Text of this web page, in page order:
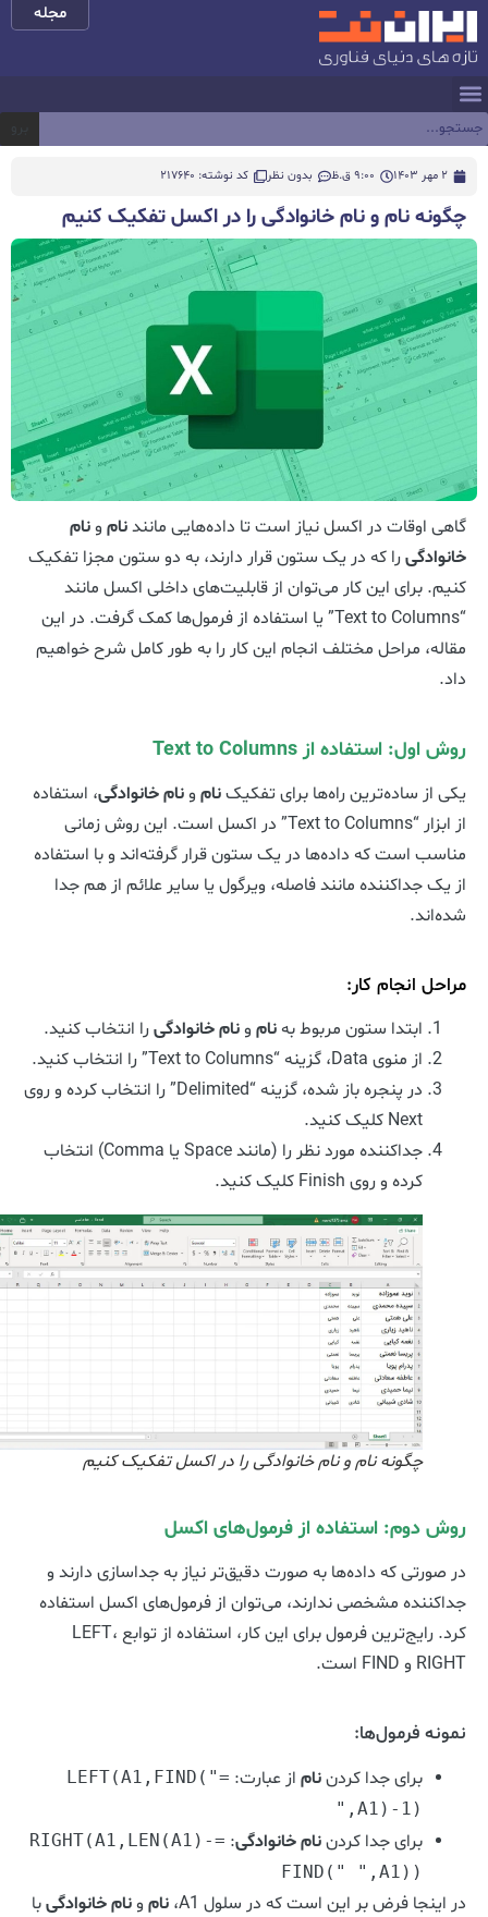
مجله
2 مهر 1403 9:00 ق.ظ بدون نظر کد نوشته: 217640
چگونه نام و نام خانوادگی را در اکسل تفکیک کنیم
گاهی اوقات در اکسل نیاز است تا داده‌هایی مانندنامونام
خانوادگیرا که در یک ستون قرار دارند، به دو ستون مجزا تفکیک
کنیم. برای این کار می‌توان از قابلیت‌های داخلی اکسل مانند
“Text to Columns” یا استفاده از فرمول‌ها کمک گرفت. در این
مقاله، مراحل مختلف انجام این کار را به طور کامل شرح خواهیم
داد.
روش اول: استفاده از Text to Columns
یکی از ساده‌ترین راه‌ها برای تفکیکنامونام خانوادگی، استفاده
از ابزار “Text to Columns” در اکسل است. این روش زمانی
مناسب است که داده‌ها در یک ستون قرار گرفته‌اند و با استفاده
از یک جداکننده مانند فاصله، ویرگول یا سایر علائم از هم جدا
شده‌اند.
مراحل انجام کار:
ابتدا ستون مربوط بهنامونام خانوادگیرا انتخاب کنید.
از منوی Data، گزینه “Text to Columns” را انتخاب کنید.
در پنجره باز شده، گزینه “Delimited” را انتخاب کرده و روی
Next کلیک کنید.
جداکننده مورد نظر را (مانند Space یا Comma) انتخاب
کرده و روی Finish کلیک کنید.
چگونه نام و نام خانوادگی را در اکسل تفکیک کنیم
روش دوم: استفاده از فرمول‌های اکسل
در صورتی که داده‌ها به صورت دقیق‌تر نیاز به جداسازی دارند و
جداکننده مشخصی ندارند، می‌توان از فرمول‌های اکسل استفاده
کرد. رایج‌ترین فرمول برای این کار، استفاده از توابع LEFT،
RIGHT و FIND است.
نمونه فرمول‌ها:
برای جدا کردنناماز عبارت: =LEFT(A1,FIND("
",A1)-1)
برای جدا کردننام خانوادگی:
=RIGHT(A1,LEN(A1)-
FIND(" ",A1))
در اینجا فرض بر این است که در سلول A1، نام ونام خانوادگیبا